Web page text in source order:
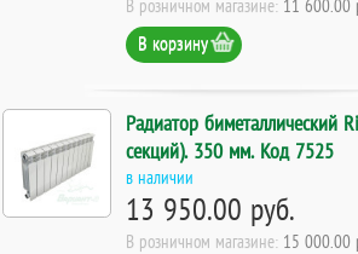
В корзину
Радиатор биметаллический
секций). 350 мм. Код 7525
в наличии
13 950.00 руб.
В розничном магазине: 15 000.00